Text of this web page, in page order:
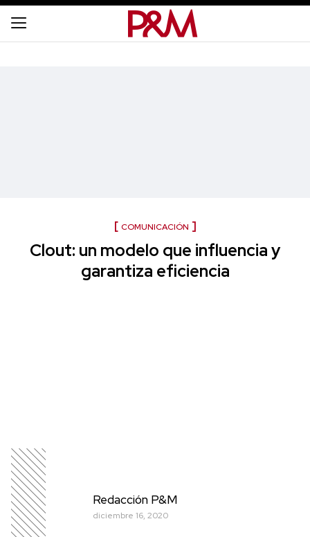
COMUNICACIÓN
Clout: un modelo que influencia y
garantiza eficiencia
Redacción P&M
diciembre 16, 2020